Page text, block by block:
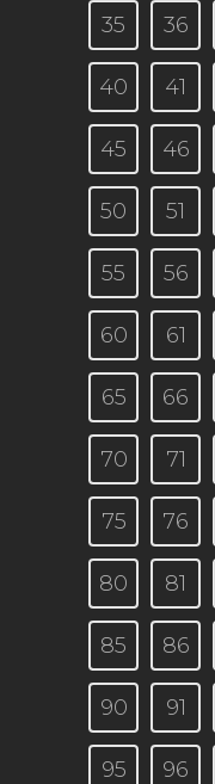
35 36
40 41
45 46
50 51
55 56
60 61
65 66
70 71
75 76
80 81
85 86
90 91
95 96